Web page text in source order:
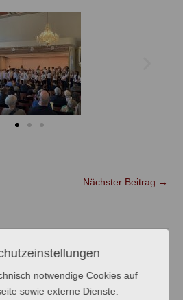
Nächster Beitrag →
BEITRÄGE
Jahr am SWG!
notwendige Cookies auf
sowie externe Dienste.